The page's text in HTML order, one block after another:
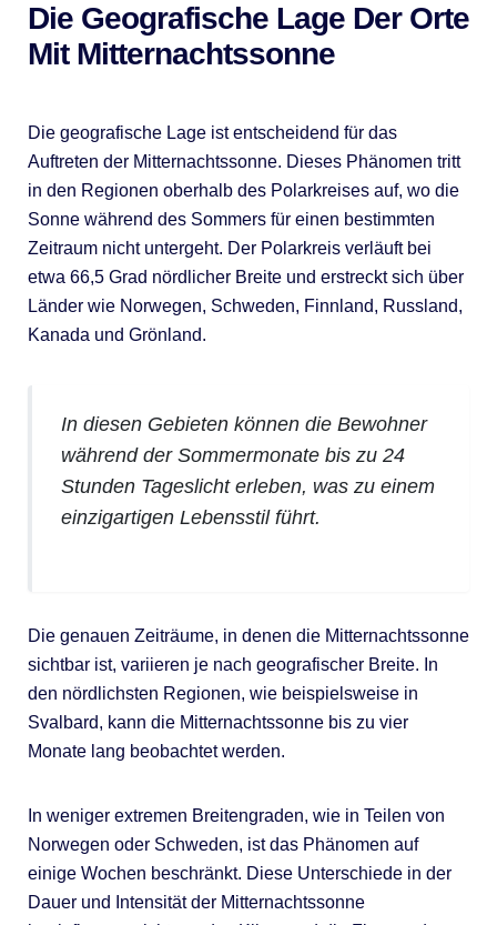
Die Geografische Lage Der Orte
Mit Mitternachtssonne
Die geografische Lage ist entscheidend für das
Auftreten der Mitternachtssonne. Dieses Phänomen tritt
in den Regionen oberhalb des Polarkreises auf, wo die
Sonne während des Sommers für einen bestimmten
Zeitraum nicht untergeht. Der Polarkreis verläuft bei
etwa 66,5 Grad nördlicher Breite und erstreckt sich über
Länder wie Norwegen, Schweden, Finnland, Russland,
Kanada und Grönland.
In diesen Gebieten können die Bewohner
während der Sommermonate bis zu 24
Stunden Tageslicht erleben, was zu einem
einzigartigen Lebensstil führt.
Die genauen Zeiträume, in denen die Mitternachtssonne
sichtbar ist, variieren je nach geografischer Breite. In
den nördlichsten Regionen, wie beispielsweise in
Svalbard, kann die Mitternachtssonne bis zu vier
Monate lang beobachtet werden.
In weniger extremen Breitengraden, wie in Teilen von
Norwegen oder Schweden, ist das Phänomen auf
einige Wochen beschränkt. Diese Unterschiede in der
Dauer und Intensität der Mitternachtssonne